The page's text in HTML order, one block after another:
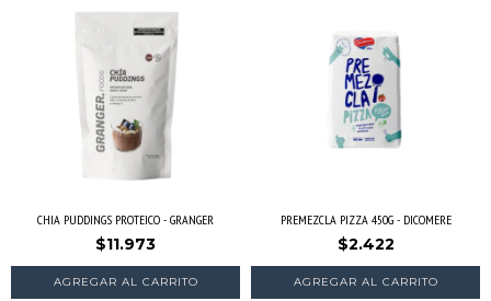
CHIA PUDDINGS PROTEICO - GRANGER
$11.973
PREMEZCLA PIZZA 450G - DICOMERE
$2.422